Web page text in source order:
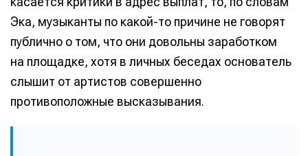
Эка, музыканты по какой-то причине не говорят
публично о том, что они довольны заработком
на площадке, хотя в личных беседах основатель
слышит от артистов совершенно
противоположные высказывания.